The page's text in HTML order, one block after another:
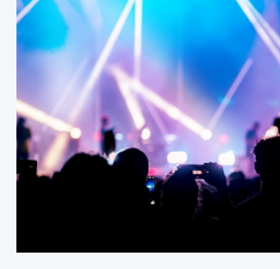
N
o
w
z
m
i
a
n
n
w
e
t
y
c
y
j